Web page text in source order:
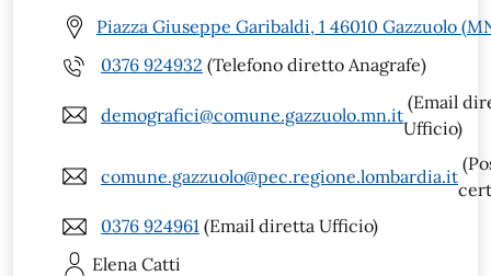
Piazza Giuseppe Garibaldi, 1 46010 Gazzuolo
0376 924932 (Telefono diretto Anagrafe)
demografici@comune.gazzuolo.mn.it
(Email
Ufficio)
comune.gazzuolo@pec.regione.lombardia.it
0376 924961 (Email diretta Ufficio)
Elena Catti